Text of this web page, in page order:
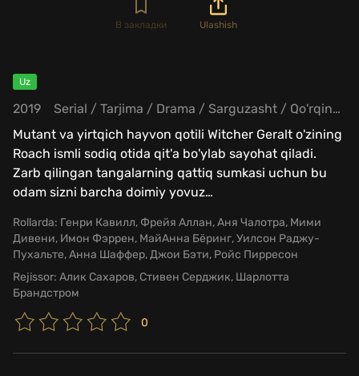
В закладки Ulashish
Uz
2019 Serial / Tarjima / Drama / Sarguzasht / Qo'rqinchili
Mutant va yirtqich hayvon qotili Witcher Geralt o'zining
Roach ismli sodiq otida qit'a bo'ylab sayohat qiladi.
Zarb qilingan tangalarning qattiq sumkasi uchun bu
odam sizni barcha doimiy yovuz…
Rollarda: Генри Кавилл, Фрейя Аллан, Аня Чалотра, Мими
Дивени, Имон Фэррен, МайАнна Бёринг, Уилсон Раджу-
Пухальте, Анна Шаффер, Джои Бэти, Ройс Пирресон
Rejissor: Алик Сахаров, Стивен Серджик, Шарлотта
Брандстром
0